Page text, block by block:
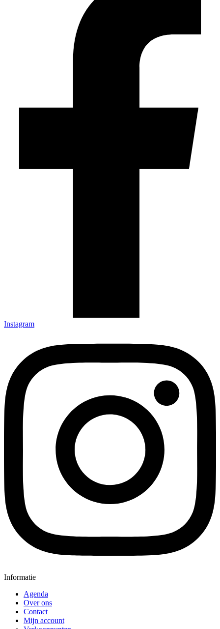
Instagram
Informatie
Agenda
Over ons
Contact
Mijn account